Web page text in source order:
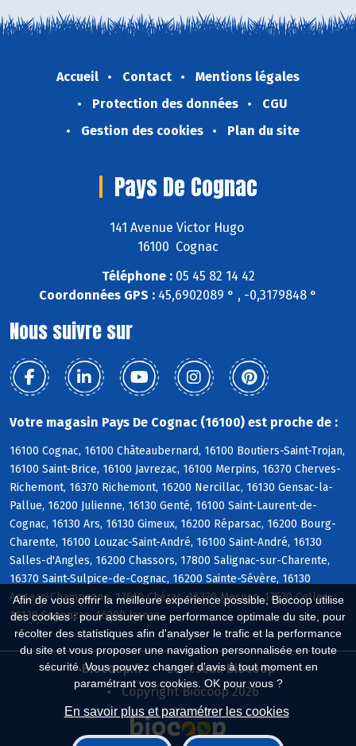
Afin de vous offrir la meilleure expérience possible, Biocoop utilise
des cookies : pour assurer une performance optimale du site, pour
récolter des statistiques afin d'analyser le trafic et la performance
du site et vous proposer une navigation personnalisée en toute
sécurité. Vous pouvez changer d'avis à tout moment en
paramétrant vos cookies. OK pour vous ?
En savoir plus et paramétrer les cookies
Accueil Contact
Mentions légales
Protection des données
CGU
Gestion des cookies
Plan du site
Pays De Cognac
141 Avenue Victor Hugo
16100 Cognac
Téléphone :05 45 82 14 42
Coordonnées GPS : 45,6902089 ° , -0,3179848 °
Nous suivre sur
Votre magasin Pays De Cognac (16100) est proche de :
16100 Cognac, 16100 Châteaubernard, 16100 Boutiers-Saint-Trojan,
16100 Saint-Brice, 16100 Javrezac, 16100 Merpins, 16370 Cherves-
Richemont, 16370 Richemont, 16200 Nercillac, 16130 Gensac-la-
Pallue, 16200 Julienne, 16130 Genté, 16100 Saint-Laurent-de-
Cognac, 16130 Ars, 16130 Gimeux, 16200 Réparsac, 16200 Bourg-
Charente, 16100 Louzac-Saint-André, 16100 Saint-André, 16130
Salles-d'Angles, 16200 Chassors, 17800 Salignac-sur-Charente,
16370 Saint-Sulpice-de-Cognac, 16200 Sainte-Sévère, 16130
Angeac-Champagne, 17610 Chérac, 16370 Mesnac, 17520 Celles,
16130 Segonzac, 16200 Jarnac
Biocoop.fr
Le réseau Biocoop
Copyright Biocoop 2026